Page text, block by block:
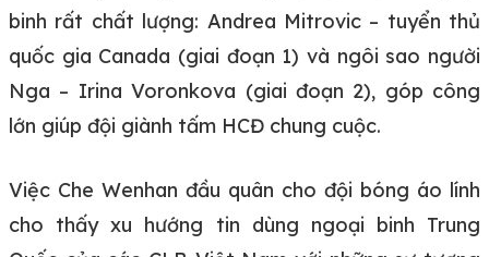
binh rất chất lượng: Andrea Mitrovic – tuyển thủ
quốc gia Canada (giai đoạn 1) và ngôi sao người
Nga – Irina Voronkova (giai đoạn 2), góp công
lớn giúp đội giành tấm HCĐ chung cuộc.
Việc Che Wenhan đầu quân cho đội bóng áo lính
cho thấy xu hướng tin dùng ngoại binh Trung